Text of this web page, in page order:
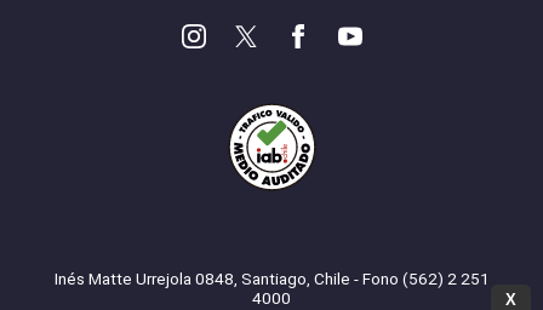
Inés Matte Urrejola 0848, Santiago, Chile - Fono (562) 2 251
4000
X